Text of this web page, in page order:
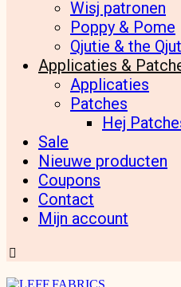
Wisj patronen
Poppy & Pome
Qjutie & the
Applicaties &
Applicaties
Patches
Hej
Sale
Nieuwe producten
Coupons
Contact
Mijn account